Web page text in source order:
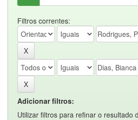
Filtros correntes:
Adicionar filtros:
Utilizar filtros para refinar o resultado